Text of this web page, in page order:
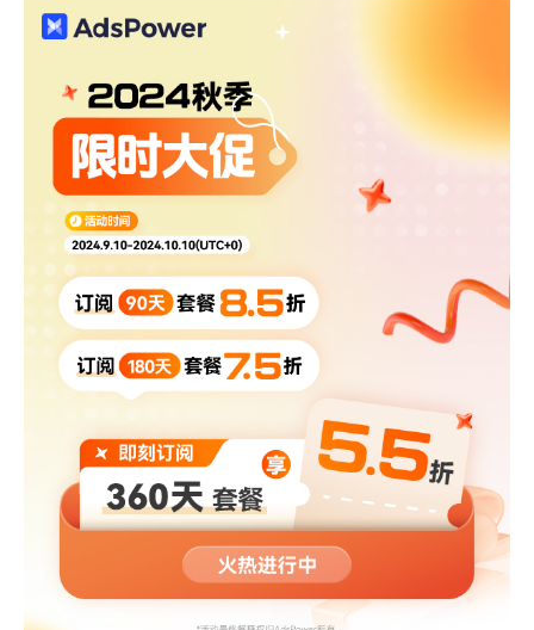
团队协作
账号安全
网络爬虫
流量套利
票务管理
SEO & SERP
视频教程
免费工具
推广返现
注册